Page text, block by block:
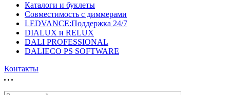
Каталоги и буклеты
Совместимость с диммерами
LEDVANCE:Поддержка 24/7
DIALUX и RELUX
DALI PROFESSIONAL
DALIECO PS SOFTWARE
Контакты